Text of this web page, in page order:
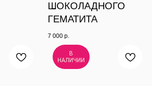
ШОКОЛАДНОГО
ГЕМАТИТА
7 000 р.
В
НАЛИЧИИ